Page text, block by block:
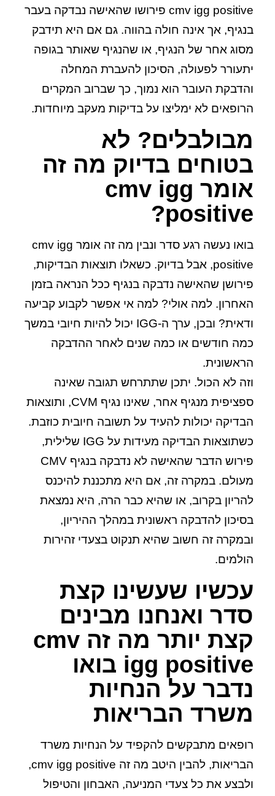
cmv igg positive פירושו שהאישה נבדקה בעבר
בנגיף, אך אינה חולה בהווה. גם אם היא תידבק
מסוג אחר של הנגיף, או שהנגיף שאותר בגופה
יתעורר לפעולה, הסיכון להעברת המחלה
והדבקת העובר הוא נמוך, כך שברוב המקרים
הרופאים לא ימליצו על בדיקות מעקב מיוחדות.
מבולבלים? לא
בטוחים בדיוק מה זה
אומר cmv igg
positive?
בואו נעשה רגע סדר ונבין מה זה אומר cmv igg
positive, אבל בדיוק. כשאלו תוצאות הבדיקות,
פירושן שהאישה נדבקה בנגיף ככל הנראה בזמן
האחרון. למה אולי? למה אי אפשר לקבוע קביעה
ודאית? ובכן, ערך ה-IGG יכול להיות חיובי במשך
כמה חודשים או כמה שנים לאחר ההדבקה
הראשונית.
וזה לא הכול. יתכן שתתרחש תגובה שאינה
ספציפית מנגיף אחר, שאינו נגיף CVM, ותוצאות
הבדיקה יכולות להעיד על תשובה חיובית כוזבת.
כשתוצאות הבדיקה מעידות על IGG שלילית,
פירוש הדבר שהאישה לא נדבקה בנגיף CMV
מעולם. במקרה זה, אם היא מתכננת להיכנס
להריון בקרוב, או שהיא כבר הרה, היא נמצאת
בסיכון להדבקה ראשונית במהלך ההיריון,
ובמקרה זה חשוב שהיא תנקוט בצעדי זהירות
הולמים.
עכשיו שעשינו קצת
סדר ואנחנו מבינים
קצת יותר מה זה cmv
igg positive בואו
נדבר על הנחיות
משרד הבריאות
רופאים מתבקשים להקפיד על הנחיות משרד
הבריאות, להבין היטב מה זה cmv igg positive,
ולבצע את כל צעדי המניעה, האבחון והטיפול